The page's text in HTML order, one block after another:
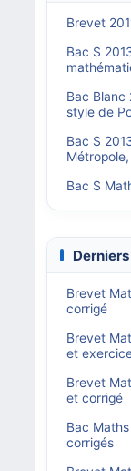
Brevet
Bac S
Bac Blanc
style de
Bac S
Bac S
Brevet
corrigé
Brevet
et
Brevet
et corrigé
Bac
corrigés